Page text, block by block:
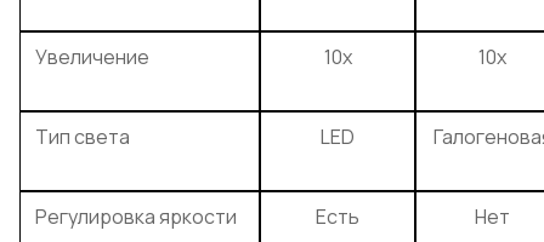
Увеличение 10x 10x
Тип света LED
Регулировка яркости Есть Нет